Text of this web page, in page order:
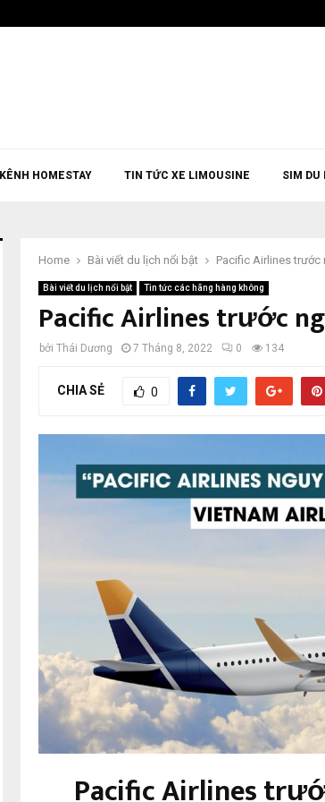
KÊNH HOMESTAY TIN TỨC XE LIMOUSINE SIM DU
Home Bài viết du lịch nổi bật Pacific Airlines trước
Bài viết du lịch nổi bật Tin tức các hãng hàng không
Pacific Airlines trước
bởi Thái Dương 7 Tháng 8, 2022 0 134
CHIA SẺ 0
Pacific Airlines